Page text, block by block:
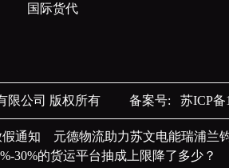
国际货代
限公司 版权所有 备案号: 苏ICP备
假通知 元德物流助力苏文电能瑞浦兰
30%的货运平台抽成上限降了多少？